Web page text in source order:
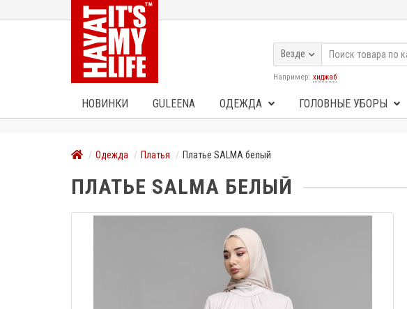
Везде
Например: хиджаб
НОВИНКИ GULEENA ОДЕЖДА ГОЛОВНЫЕ УБОРЫ
Одежда Платья Платье SALMA белый
ПЛАТЬЕ SALMA БЕЛЫЙ